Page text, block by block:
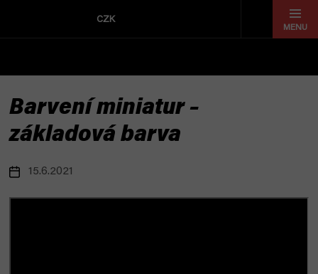
CZK
Barvení miniatur –
základová barva
15.6.2021